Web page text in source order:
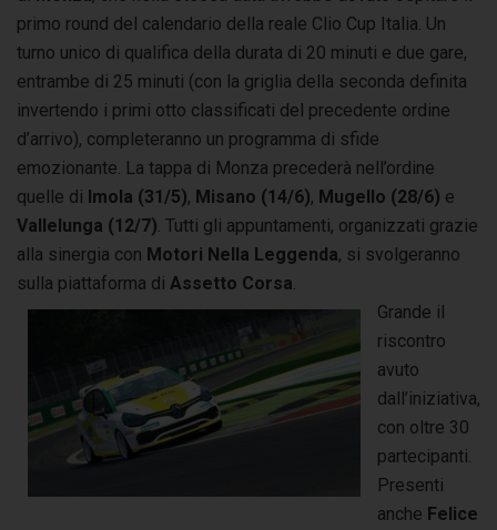
primo round del calendario della reale Clio Cup Italia. Un
turno unico di qualifica della durata di 20 minuti e due gare,
entrambe di 25 minuti (con la griglia della seconda definita
invertendo i primi otto classificati del precedente ordine
d’arrivo), completeranno un programma di sfide
emozionante. La tappa di Monza precederà nell’ordine
quelle di Imola (31/5), Misano (14/6), Mugello (28/6) e
Vallelunga (12/7) . Tutti gli appuntamenti, organizzati grazie
alla sinergia con Motori Nella Leggenda, si svolgeranno
sulla piattaforma di Assetto Corsa
Grande il
riscontro
avuto
dall’iniziativa,
con oltre 30
partecipanti.
Presenti
anche Felice